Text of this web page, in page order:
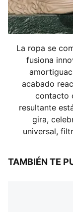
La ropa se
fusiona
acabado
contacto
resultante
gira,
universal,
TAMBIÉN TE